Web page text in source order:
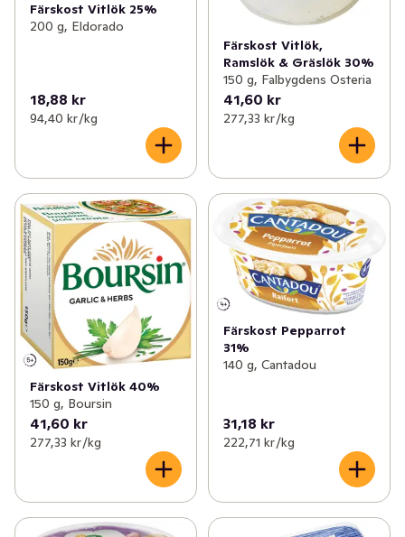
Färskost Vitlök 25%
200 g, Eldorado
18,88 kr
94,40 kr /kg
Färskost Vitlök,
Ramslök & Gräslök 30%
150 g, Falbygdens Osteria
41,60 kr
277,33 kr /kg
Färskost Vitlök 40%
150 g, Boursin
41,60 kr
277,33 kr /kg
Färskost Pepparrot
31%
140 g, Cantadou
31,18 kr
222,71 kr /kg